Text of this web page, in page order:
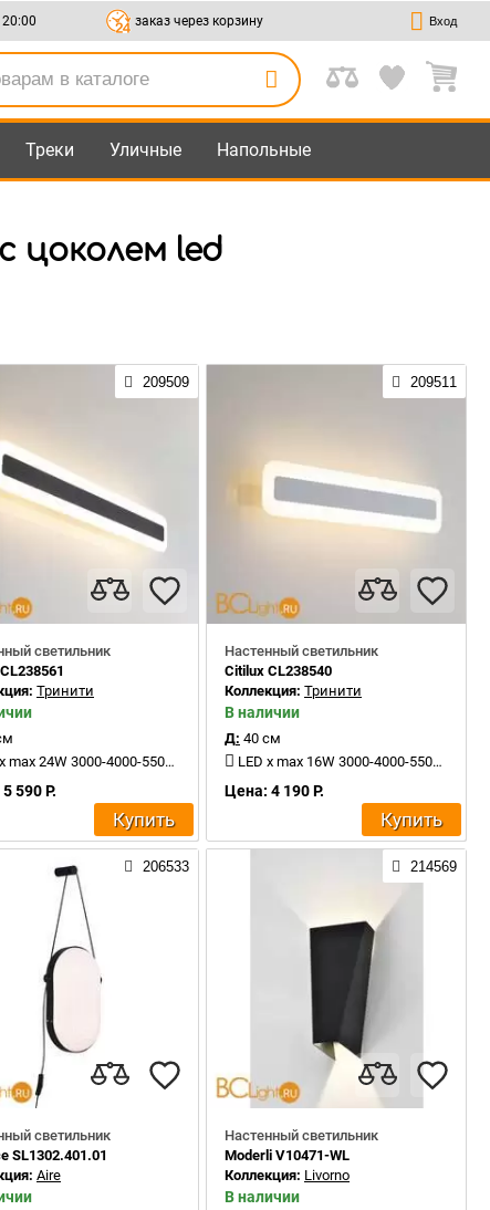
20:00 заказ через корзину Вход
Треки Уличные Напольные
цоколем led
209509
светильник
Тринити
24W 3000-4000-5500K 2400Lm
590 Р.
Купить
209511
Настенный светильник
Citilux CL238540
Коллекция: Тринити
В наличии
Д: 40 см
LED x max 16W 3000-4000-5500K 1500Lm
Цена: 4 190 Р.
Купить
206533
светильник
SL1302.401.01
Aire
214569
Настенный светильник
Moderli V10471-WL
Коллекция: Livorno
В наличии